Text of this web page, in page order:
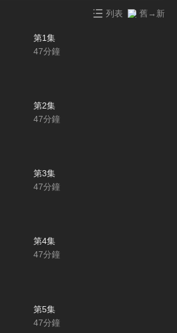
列表 舊→新
第1集
47分鐘
第2集
47分鐘
第3集
47分鐘
第4集
47分鐘
第5集
47分鐘